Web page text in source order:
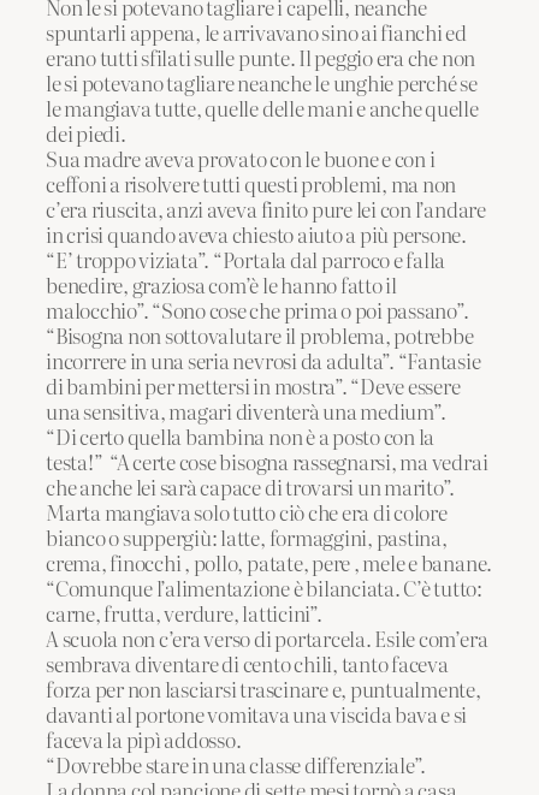
Non le si potevano tagliare i capelli, neanche
spuntarli appena, le arrivavano sino ai fianchi ed
erano tutti sfilati sulle punte. Il peggio era che non
le si potevano tagliare neanche le unghie perché se
le mangiava tutte, quelle delle mani e anche quelle
dei piedi.
Sua madre aveva provato con le buone e con i
ceffoni a risolvere tutti questi problemi, ma non
c’era riuscita, anzi aveva finito pure lei con l’andare
in crisi quando aveva chiesto aiuto a più persone.
“E’ troppo viziata”. “Portala dal parroco e falla
benedire, graziosa com’è le hanno fatto il
malocchio”. “Sono cose che prima o poi passano”.
“Bisogna non sottovalutare il problema, potrebbe
incorrere in una seria nevrosi da adulta”. “Fantasie
di bambini per mettersi in mostra”. “Deve essere
una sensitiva, magari diventerà una medium”.
“Di certo quella bambina non è a posto con la
testa!” “A certe cose bisogna rassegnarsi, ma vedrai
che anche lei sarà capace di trovarsi un marito”.
Marta mangiava solo tutto ciò che era di colore
bianco o suppergiù: latte, formaggini, pastina,
crema, finocchi , pollo, patate, pere , mele e banane.
“Comunque l’alimentazione è bilanciata. C’è tutto:
carne, frutta, verdure, latticini”.
A scuola non c’era verso di portarcela. Esile com’era
sembrava diventare di cento chili, tanto faceva
forza per non lasciarsi trascinare e, puntualmente,
davanti al portone vomitava una viscida bava e si
faceva la pipì addosso.
“Dovrebbe stare in una classe differenziale”.